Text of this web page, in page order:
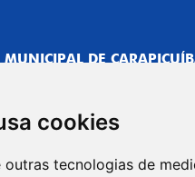
cookies
tecnologias de
MUNICIPAL DE
Neves, 211 - Vila Caldas,
5500